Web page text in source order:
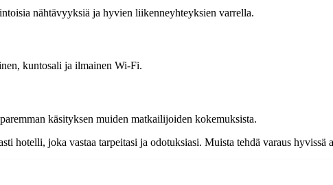
nähtävyyksiä ja hyvien liikenneyhteyksien varrella.
kuntosali ja ilmainen Wi-Fi.
käsityksen muiden matkailijoiden kokemuksista.
hotelli, joka vastaa tarpeitasi ja odotuksiasi. Muista tehdä varaus hyvissä